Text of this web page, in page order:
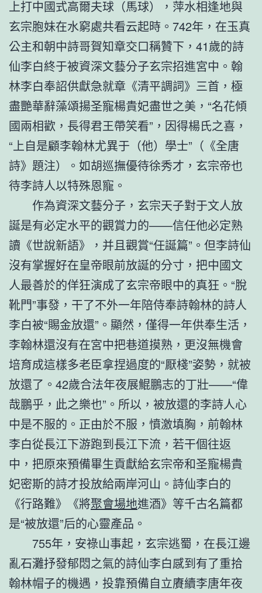
上打中國式高爾夫球（馬球），萍水相逢地與
玄宗胞妹在水窮處共看云起時。742年，在玉真
公主和朝中詩哥賀知章交口稱贊下，41歲的詩
仙李白終于被資深文藝分子玄宗招進宮中。翰
林李白奉詔供獻急就章《清平調詞》三首，極
盡艷華辭藻頌揚圣寵楊貴妃盡世之美，“名花傾
國兩相歡，長得君王帶笑看”，因得楊氏之喜，
“上自是顧李翰林尤異于（他）學士”（《全唐
詩》題注）。如胡巡撫優待徐秀才，玄宗帝也
待李詩人以特殊恩寵。
作為資深文藝分子，玄宗天子對于文人放
誕是有必定水平的觀賞力的——信任他必定熟
讀《世說新語》，并且觀賞“任誕篇”。但李詩仙
沒有掌握好在皇帝眼前放誕的分寸，把中國文
人最善於的佯狂演成了玄宗帝眼中的真狂。“脫
靴門”事發，干了不外一年陪侍奉詩翰林的詩人
李白被“賜金放還”。顯然，僅得一年供奉生活，
李翰林還沒有在宮中把巷道摸熟，更沒無機會
培育成這樣多老臣拿捏過度的“厭棧”姿勢，就被
放還了。42歲合法年夜展鯤鵬志的丁壯——“偉
哉鵬乎，此之樂也”。所以，被放還的李詩人心
中是不服的。正由於不服，憤激填胸，前翰林
李白從長江下游跑到長江下流，若干個往返
中，把原來預備畢生貢獻給玄宗帝和圣寵楊貴
妃密斯的詩才投放給兩岸河山。詩仙李白的
《行路難》《將聚會場地進酒》等千古名篇都
是“被放還”后的心靈產品。
755年，安祿山事起，玄宗逃蜀，在長江邊
亂石灘抒發郁悶之氣的詩仙李白感到有了重拾
翰林帽子的機遇，投靠預備自立賡續李唐年夜